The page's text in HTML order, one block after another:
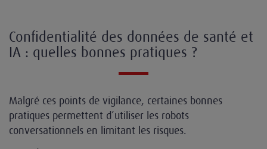
Confidentialité des données de santé et
IA : quelles bonnes pratiques ?
Malgré ces points de vigilance, certaines bonnes
pratiques permettent d’utiliser les robots
conversationnels en limitant les risques.